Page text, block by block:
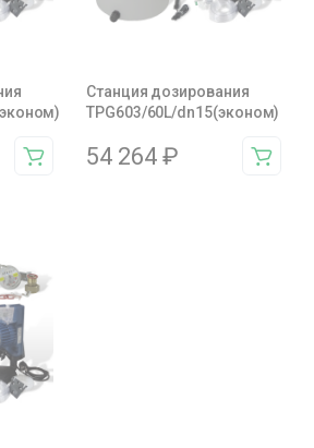
Станция дозирования
TPG603/60L/dn15(эконом)
54 264 ₽